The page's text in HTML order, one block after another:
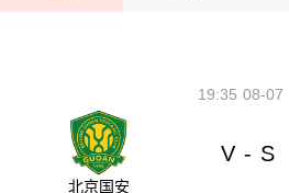
08-07
19:35
北京国安
V - S